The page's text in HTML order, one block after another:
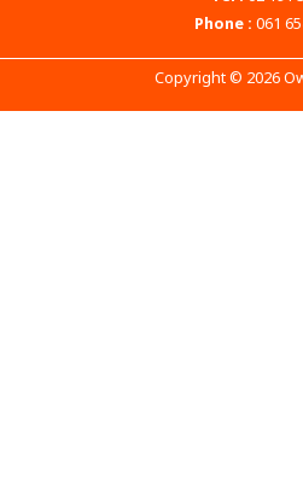
Phone : 061
Copyright © 2026